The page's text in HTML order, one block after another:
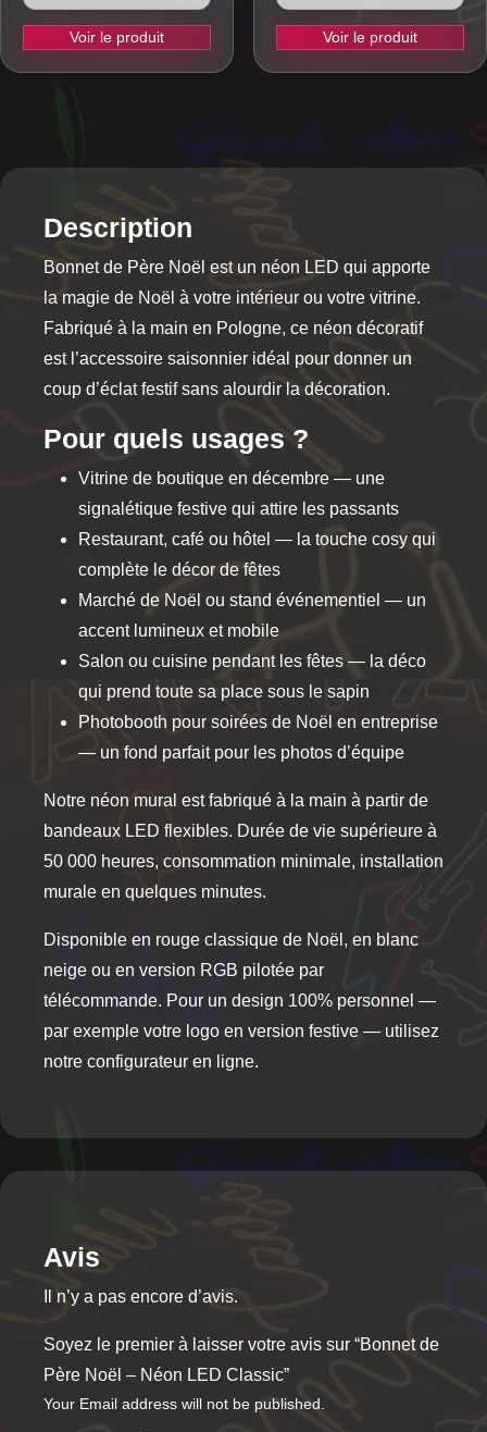
Voir le produit Voir le produit
Description
Bonnet de Père Noël est un néon LED qui apporte
la magie de Noël à votre intérieur ou votre vitrine.
Fabriqué à la main en Pologne, ce néon décoratif
est l’accessoire saisonnier idéal pour donner un
coup d’éclat festif sans alourdir la décoration.
Pour quels usages ?
Vitrine de boutique en décembre — une
signalétique festive qui attire les passants
Restaurant, café ou hôtel — la touche cosy qui
complète le décor de fêtes
Marché de Noël ou stand événementiel — un
accent lumineux et mobile
Salon ou cuisine pendant les fêtes — la déco
qui prend toute sa place sous le sapin
Photobooth pour soirées de Noël en entreprise
— un fond parfait pour les photos d’équipe
Notre néon mural est fabriqué à la main à partir de
bandeaux LED flexibles. Durée de vie supérieure à
50 000 heures, consommation minimale, installation
murale en quelques minutes.
Disponible en rouge classique de Noël, en blanc
neige ou en version RGB pilotée par
télécommande. Pour un design 100% personnel —
par exemple votre logo en version festive — utilisez
notre configurateur en ligne.
Avis
Il n’y a pas encore d’avis.
Soyez le premier à laisser votre avis sur “Bonnet de
Père Noël – Néon LED Classic”
Your Email address will not be published.